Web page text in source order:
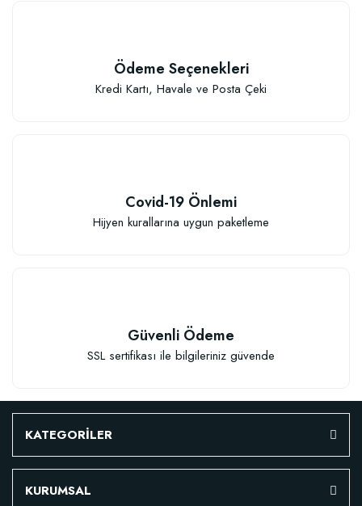
Sepete Ekle
Ödeme Seçenekleri
Kredi Kartı, Havale ve Posta Çeki
Covid-19 Önlemi
Hijyen kurallarına uygun paketleme
Güvenli Ödeme
SSL sertifikası ile bilgileriniz güvende
KATEGORİLER
KURUMSAL